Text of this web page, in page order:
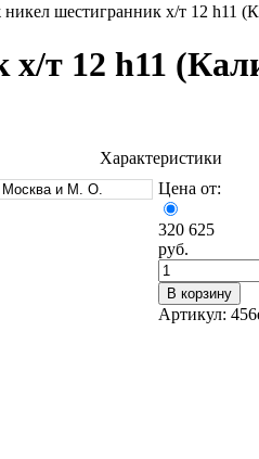
Оцинкованный прокат
Круг оцинкованный
Лист оцинкованный
Полоса оцинкованная
никел шестигранник х/т 12 h11
х/т 12 h11
Характеристики
Цена от:
320 625
руб.
В корзину
Артикул:
Москва и М. О.